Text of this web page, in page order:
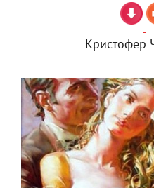
Кристофер